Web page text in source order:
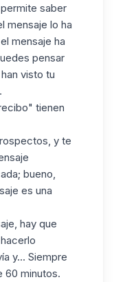
saber
mensaje lo ha
mensaje ha
pensar
visto tu
tienen
y te
bueno,
es una
hay que
y... Siempre
60 minutos.